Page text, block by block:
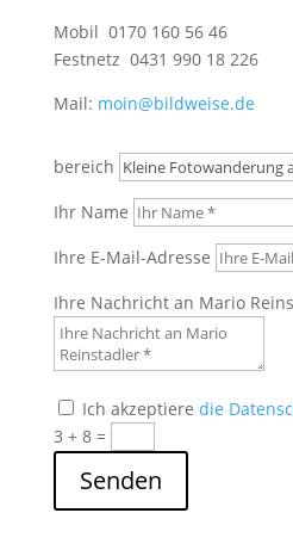
Mobil 0170 160 56 46
Festnetz 0431 990 18 226
Mail: moin@bildweise.de
bereich
Ihr Name
Ihre E-Mail-Adresse
Ihre Nachricht an Mario
Ich akzeptiere die
3 + 8=
Senden